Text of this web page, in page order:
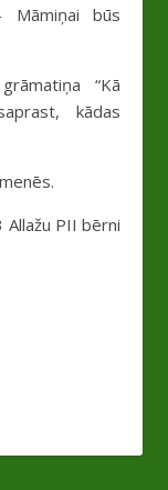
Māmiņai būs
“Kā
kādas
PII bērni